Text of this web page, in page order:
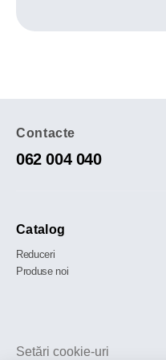
Contacte
062 004 040
Catalog
Reduceri
Produse noi
Setări cookie-uri